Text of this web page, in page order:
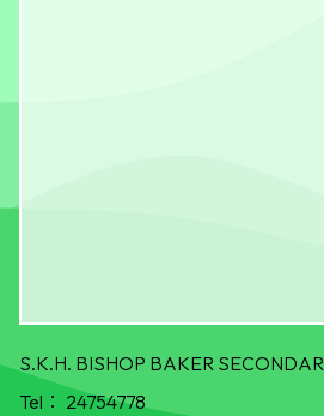
S.K.H. BISHOP BAKER
Tel： 24754778